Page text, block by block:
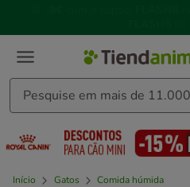
3,
mensagem,
Início Gatos Comida húmida